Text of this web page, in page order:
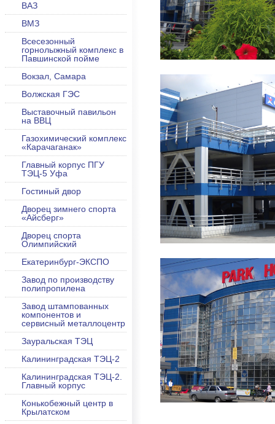
ВАЗ
ВМЗ
Всесезонный
горнолыжный комплекс в
Павшинской пойме
Вокзал, Самара
Волжская ГЭС
Выставочный павильон
на ВВЦ
Газохимический комплекс
«Карачаганак»
Главный корпус ПГУ
ТЭЦ-5 Уфа
Гостиный двор
Дворец зимнего спорта
«Айсберг»
Дворец спорта
Олимпийский
Екатеринбург-ЭКСПО
Завод по производству
полипропилена
Завод штампованных
компонентов и
сервисный металлоцентр
Зауральская ТЭЦ
Калининградская ТЭЦ-2
Калининградская ТЭЦ-2.
Главный корпус
Конькобежный центр в
Крылатском